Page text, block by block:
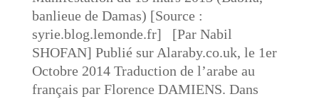
banlieue de Damas) [Source :
syrie.blog.lemonde.fr] [Par Nabil
SHOFAN] Publié sur Alaraby.co.uk, le 1er
Octobre 2014 Traduction de l’arabe au
français par Florence DAMIENS. Dans